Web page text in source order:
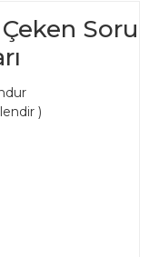
Soru
)